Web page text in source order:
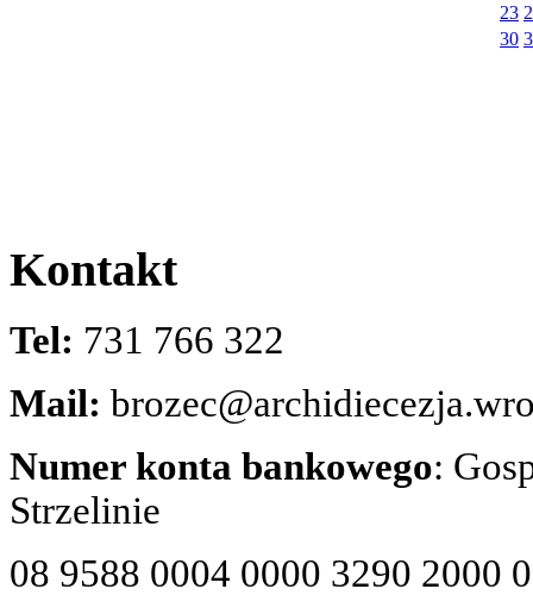
23
30
Kontakt
Tel: 731 766 322
Mail:
Numer konta bankowego:
Strzelinie
08 9588 0004 0000 3290 2000